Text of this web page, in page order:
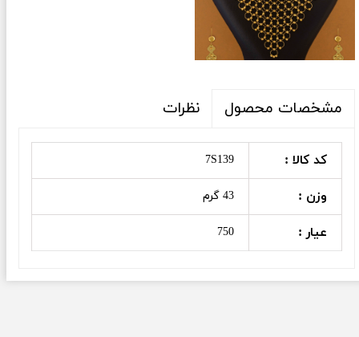
مشخصات محصول نظرات
کد کالا : 7S139
وزن : 43 گرم
عیار : 750